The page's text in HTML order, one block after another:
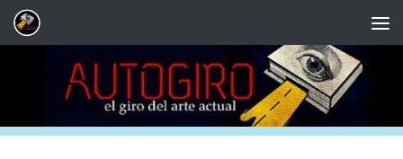
Saltar al contenido